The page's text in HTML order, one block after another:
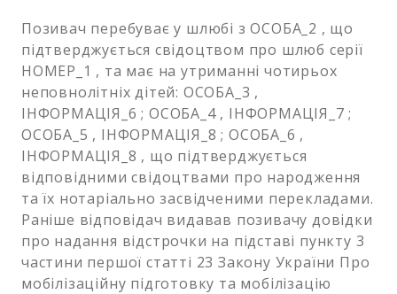
Позивач перебуває у шлюбі з ОСОБА_2 , що
підтверджується свідоцтвом про шлюб серії
НОМЕР_1 , та має на утриманні чотирьох
неповнолітніх дітей: ОСОБА_3 ,
ІНФОРМАЦІЯ_6 ; ОСОБА_4 , ІНФОРМАЦІЯ_7 ;
ОСОБА_5 , ІНФОРМАЦІЯ_8 ; ОСОБА_6 ,
ІНФОРМАЦІЯ_8 , що підтверджується
відповідними свідоцтвами про народження
та їх нотаріально засвідченими перекладами.
Раніше відповідач видавав позивачу довідки
про надання відстрочки на підставі пункту 3
частини першої статті 23 Закону України Про
мобілізаційну підготовку та мобілізацію